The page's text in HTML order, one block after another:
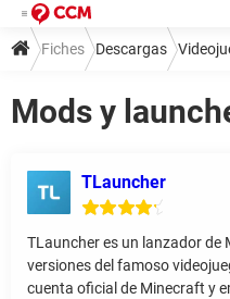
Fiches Descargas
Mods y
TLauncher
TLauncher es un lanzador
versiones del famoso
cuenta oficial de Minecraft y